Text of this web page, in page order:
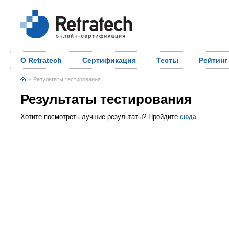
О Retratech Сертификация Тесты Рейтинг
Результаты тестирования
Результаты тестирования
Хотите посмотреть лучшие результаты? Пройдите сюда